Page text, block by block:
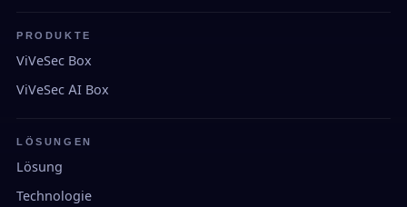
PRODUKTE
ViVeSec Box
ViVeSec AI Box
LÖSUNGEN
Lösung
Technologie